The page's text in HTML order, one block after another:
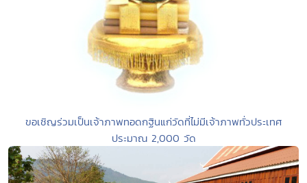
ขอเชิญร่วมเป็นเจ้าภาพทอดกฐินแก่วัดที่ไม่มีเจ้าภาพทั่วประเทศ
ประมาณ 2,000 วัด